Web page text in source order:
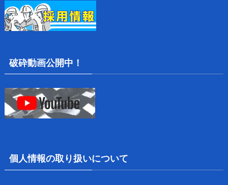
破砕動画公開中！
個人情報の取り扱いについて